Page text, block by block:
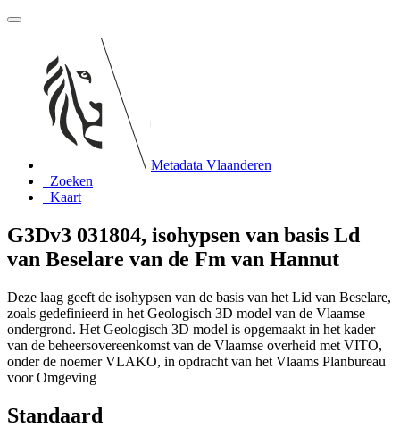
Metadata Vlaanderen
Zoeken
Kaart
G3Dv3 031804, isohypsen van basis Ld
van Beselare van de Fm van Hannut
Deze laag geeft de isohypsen van de basis van het Lid van Beselare,
zoals gedefinieerd in het Geologisch 3D model van de Vlaamse
ondergrond. Het Geologisch 3D model is opgemaakt in het kader
van de beheersovereenkomst van de Vlaamse overheid met VITO,
onder de noemer VLAKO, in opdracht van het Vlaams Planbureau
voor Omgeving
Standaard